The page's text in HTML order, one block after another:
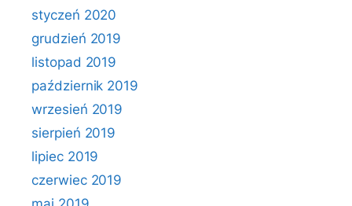
styczeń 2020
grudzień 2019
listopad 2019
październik 2019
wrzesień 2019
sierpień 2019
lipiec 2019
czerwiec 2019